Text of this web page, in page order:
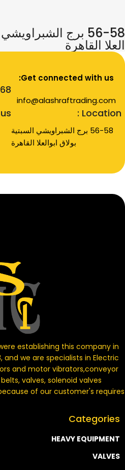
56-58 برج
العلا القاهرة
Get connected with us:
info@alashraftrading.com
Location :
56-58 برج الشبراويشي السبتية
بولاق ابوالعلا القاهرة
:
establishing this company in
and we are specialists in Electric
and motor vibrators,conveyor
belts, valves, solenoid valves
of our customer's requires.
Categories
HEAVY EQUIPMENT
VALVES